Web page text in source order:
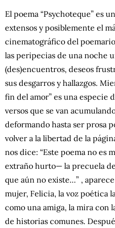
El poema “Psychoteque” es
extensos y posiblemente el
cinematográfico del
las peripecias de una noche
(des)encuentros, deseos
sus desgarros y hallazgos.
fin del amor” es una especie
versos que se van
deformando hasta ser prosa
volver a la libertad de la
nos dice: “Este poema no es
extraño hurto— la precuela
que aún no existe…” ,
mujer, Felicia, la voz poética
como una amiga, la mira con
de historias comunes.